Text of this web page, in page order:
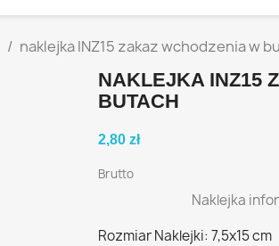
naklejka INZ15 zakaz wchodzenia w
NAKLEJKA INZ15
BUTACH
2,80 zł
Brutto
Naklejka
Rozmiar Naklejki: 7,5x15 cm